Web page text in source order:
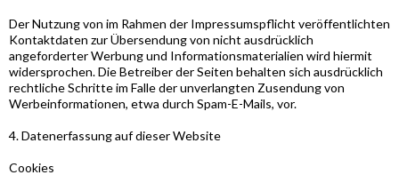
Der Nutzung von im Rahmen der Impressumspflicht veröffentlichten
Kontaktdaten zur Übersendung von nicht ausdrücklich
angeforderter Werbung und Informationsmaterialien wird hiermit
widersprochen. Die Betreiber der Seiten behalten sich ausdrücklich
rechtliche Schritte im Falle der unverlangten Zusendung von
Werbeinformationen, etwa durch Spam-E-Mails, vor.
4. Datenerfassung auf dieser Website
Cookies